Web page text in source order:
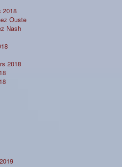
2018
Ouste
Nash
2018